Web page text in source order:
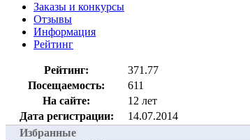
Заказы и конкурсы
Отзывы
Информация
Рейтинг
Рейтинг:
371.77
Посещаемость:
611
На сайте:
12 лет
Дата регистрации:
14.07.2014
Избранные